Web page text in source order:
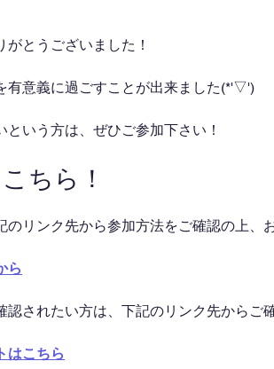
とうございました！
有意義に過ごすことが出来ました(*'▽')
いう方は、ぜひご参加下さい！
ちら！
リンク先から参加方法をご確認の上、
ら
されたい方は、下記のリンク先からご
はこちら